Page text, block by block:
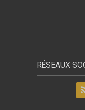
RÉSEAUX